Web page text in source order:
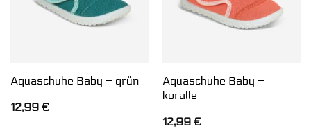
Aquaschuhe Baby – grün
12,99 €
Aquaschuhe Baby –
koralle
12,99 €